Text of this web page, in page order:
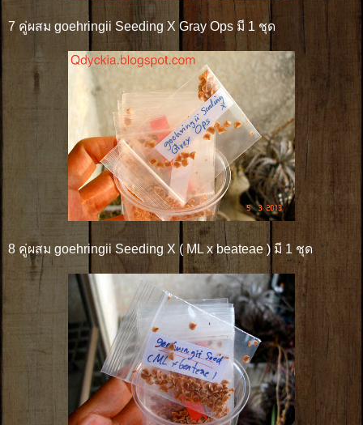
7 คู่ผสม goehringii Seeding X Gray Ops มี 1 ชุด
8 คู่ผสม goehringii Seeding X ( ML x beateae ) มี 1 ชุด